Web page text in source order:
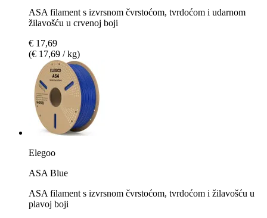
ASA filament s izvrsnom čvrstoćom, tvrdoćom i udarnom
žilavošću u crvenoj boji
€ 17,69
(€ 17,69 / kg)
Elegoo
ASA Blue
ASA filament s izvrsnom čvrstoćom, tvrdoćom i žilavošću u
plavoj boji